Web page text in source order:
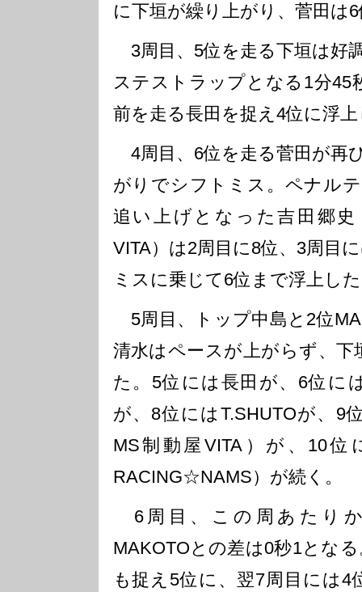
に下垣が繰り上がり、菅田は
3周目、5位を走る下垣は好
ステストラップとなる1分45
前を走る長田を捉え4位に浮
4周目、6位を走る菅田が再
がりでシフトミス。ペナル
追い上げとなった吉田郷史
VITA）は2周目に8位、3周目
ミスに乗じて6位まで浮上し
5周目、トップ中島と2位
清水はペースが上がらず、
た。5位には長田が、6位に
が、8位にはT.SHUTOが、9
MS制動屋VITA）が、10位
RACING☆NAMS）が続く。
6周目、この周あたり
MAKOTOとの差は0秒1とな
も捉え5位に、翌7周目には4